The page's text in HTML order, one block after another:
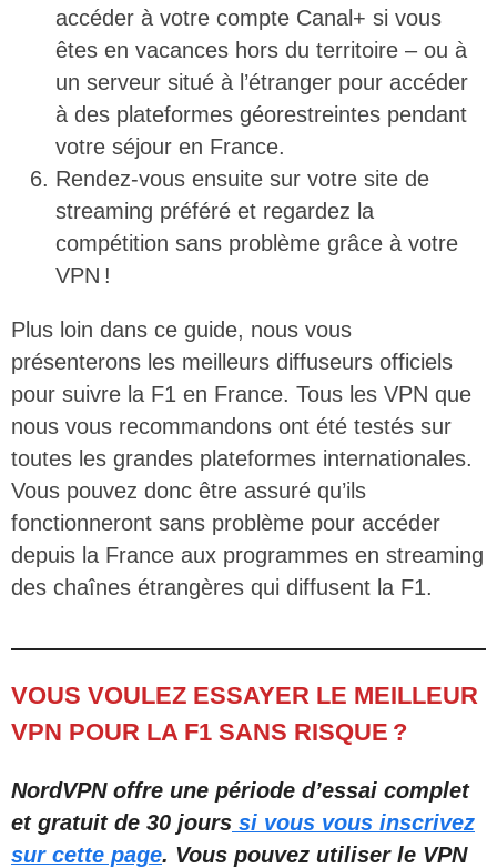
accéder à votre compte Canal+ si vous
êtes en vacances hors du territoire – ou à
un serveur situé à l’étranger pour accéder
à des plateformes géorestreintes pendant
votre séjour en France.
Rendez-vous ensuite sur votre site de
streaming préféré et regardez la
compétition sans problème grâce à votre
VPN !
Plus loin dans ce guide, nous vous
présenterons les meilleurs diffuseurs officiels
pour suivre la F1 en France. Tous les VPN que
nous vous recommandons ont été testés sur
toutes les grandes plateformes internationales.
Vous pouvez donc être assuré qu’ils
fonctionneront sans problème pour accéder
depuis la France aux programmes en streaming
des chaînes étrangères qui diffusent la F1.
VOUS VOULEZ ESSAYER LE MEILLEUR
VPN POUR LA F1 SANS RISQUE ?
NordVPN offre une période d’essai complet
et gratuit de 30 jours si vous vous inscrivez
sur cette page. Vous pouvez utiliser le VPN